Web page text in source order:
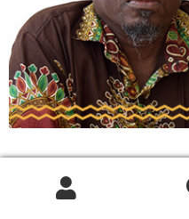
em 1987,
moçambicana. O que o fez
Pesquisar